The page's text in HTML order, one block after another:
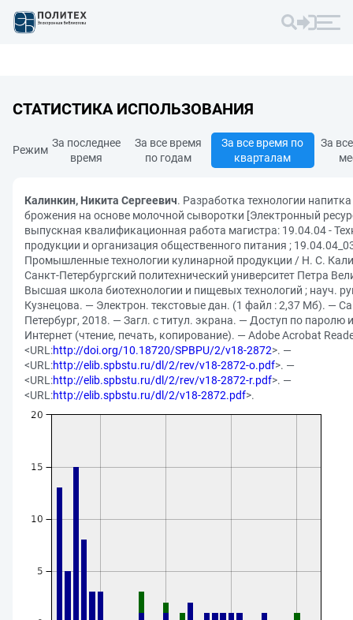
СТАТИСТИКА ИСПОЛЬЗОВАНИЯ
Режим
За последнее
время
За все время
по годам
За все время по
кварталам
За
Калинкин, Никита Сергеевич. Разработка технологии напитка
брожения на основе молочной сыворотки [Электронный
выпускная квалификационная работа магистра: 19.04.04 -
продукции и организация общественного питания ;
Промышленные технологии кулинарной продукции / Н. С.
Санкт-Петербургский политехнический университет Петра
Высшая школа биотехнологии и пищевых технологий ; науч.
Кузнецова. — Электрон. текстовые дан. (1 файл : 2,37 Мб). —
Петербург, 2018. — Загл. с титул. экрана. — Доступ по паролю
Интернет (чтение, печать, копирование). — Adobe Acrobat
<URL:http://doi.org/10.18720/SPBPU/2/v18-2872>. —
<URL:http://elib.spbstu.ru/dl/2/rev/v18-2872-o.pdf>. —
<URL:http://elib.spbstu.ru/dl/2/rev/v18-2872-r.pdf>. —
<URL:http://elib.spbstu.ru/dl/2/v18-2872.pdf>.